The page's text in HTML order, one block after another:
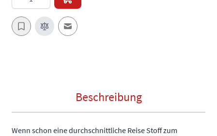
E-Mail an einen Freund
Beschreibung
Wenn schon eine durchschnittliche Reise Stoff zum